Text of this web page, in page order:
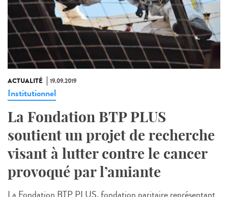
ACTUALITÉ 19.09.2019
Institutionnel
La Fondation BTP PLUS
soutient un projet de recherche
visant à lutter contre le cancer
provoqué par l’amiante
La Fondation BTP PLUS, fondation paritaire représentant